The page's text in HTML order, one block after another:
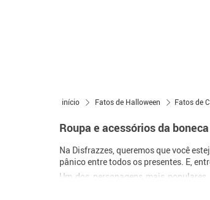
início Fatos de Halloween Fatos de
Roupa e acessórios da
Na Disfrazzes, queremos que você
pânico entre todos os presentes. E,
Um dos personagens mais
, que permitirão que você